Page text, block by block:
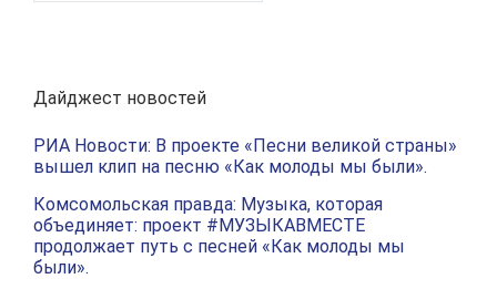
Дайджест новостей
РИА Новости: В проекте «Песни великой страны»
вышел клип на песню «Как молоды мы были».
Комсомольская правда: Музыка, которая
объединяет: проект #МУЗЫКАВМЕСТЕ
продолжает путь с песней «Как молоды мы
были».